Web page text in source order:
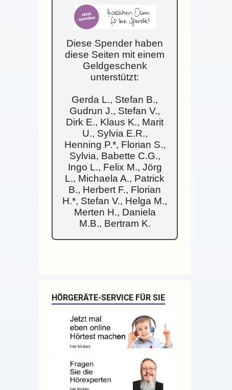
Diese Spender haben
diese Seiten mit einem
Geldgeschenk
unterstützt:
Gerda L., Stefan B.,
Gudrun J., Stefan V.,
Dirk E., Klaus K., Marit
U., Sylvia E.R.,
Henning P.*, Florian S.,
Sylvia, Babette C.G.,
Ingo L., Felix M., Jörg
L., Michaela A., Patrick
B., Herbert F., Florian
H.*, Stefan V., Helga M.,
Merten H., Daniela
M.B., Bertram K.
HÖRGERÄTE-SERVICE FÜR SIE